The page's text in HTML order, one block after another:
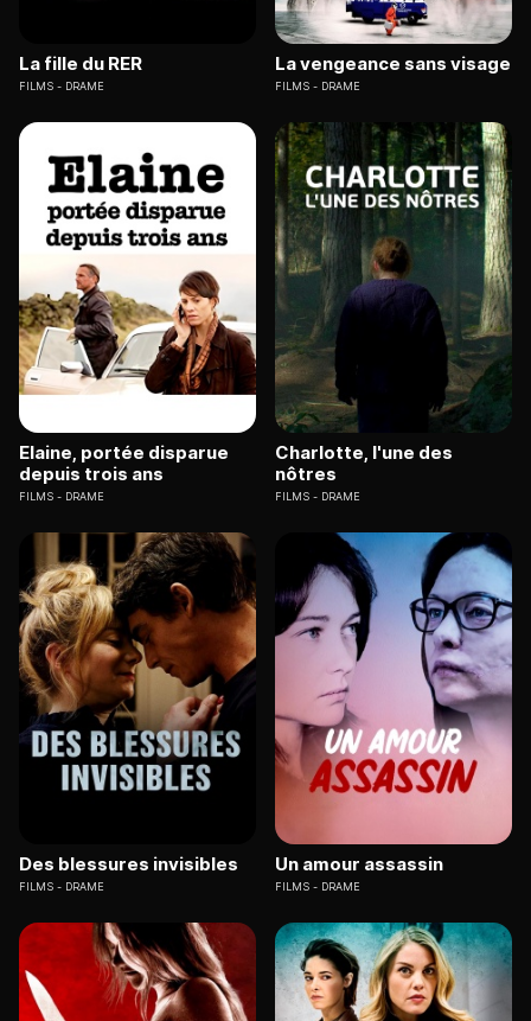
La fille du RER
FILMS DRAME
La vengeance sans visage
FILMS DRAME
Elaine, portée disparue
depuis trois ans
FILMS DRAME
Charlotte, l'une des
nôtres
FILMS DRAME
Des blessures invisibles
FILMS DRAME
Un amour assassin
FILMS DRAME